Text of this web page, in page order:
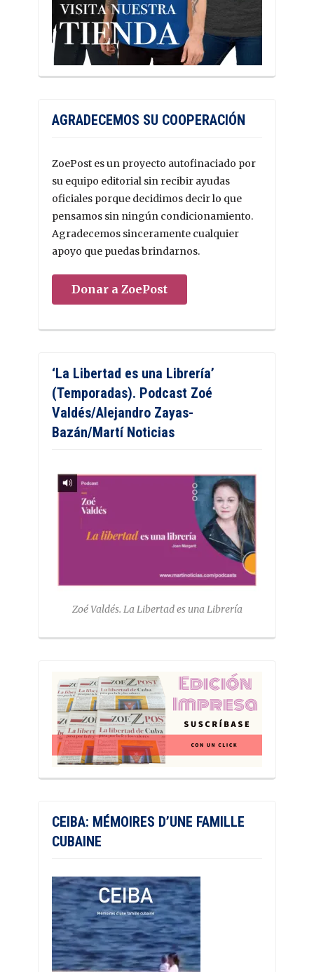
AGRADECEMOS SU COOPERACIÓN
ZoePost es un proyecto autofinaciado por
su equipo editorial sin recibir ayudas
oficiales porque decidimos decir lo que
pensamos sin ningún condicionamiento.
Agradecemos sinceramente cualquier
apoyo que puedas brindarnos.
Donar a ZoePost
‘La Libertad es una Librería’
(Temporadas). Podcast Zoé
Valdés/Alejandro Zayas-
Bazán/Martí Noticias
Zoé Valdés. La Libertad es una Librería
CEIBA: MÉMOIRES D’UNE FAMILLE
CUBAINE